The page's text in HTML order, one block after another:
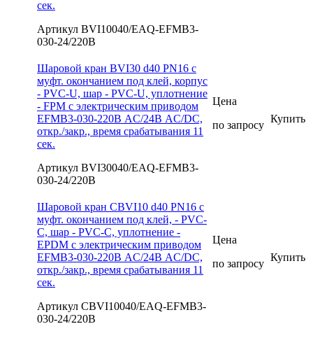
сек.
Артикул BVI10040/EAQ-EFMB3-
030-24/220В
Шаровой кран BVI30 d40 PN16 с
муфт. окончанием под клей, корпус
- PVC-U, шар - PVC-U, уплотнение
- FPM с электрическим приводом
EFMB3-030-220В AC/24В AC/DC,
откр./закр., время срабатывания 11
сек.
Артикул BVI30040/EAQ-EFMB3-
030-24/220В
Цена
по запросу
Купить
Шаровой кран CBVI10 d40 PN16 с
муфт. окончанием под клей, - PVC-
C, шар - PVC-C, уплотнение -
EPDM с электрическим приводом
EFMB3-030-220В AC/24В AC/DC,
откр./закр., время срабатывания 11
сек.
Артикул CBVI10040/EAQ-EFMB3-
030-24/220В
Цена
по запросу
Купить